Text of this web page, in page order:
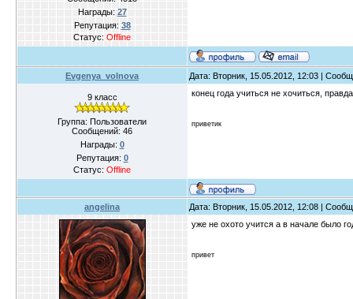
Награды: 27
Репутация: 38
Статус: Offline
Evgenya_volnova Дата: Вторник, 15.05.2012, 12:03 |
9 класс
Группа: Пользователи
Сообщений: 46
Награды: 0
Репутация: 0
Статус: Offline
конец года учиться не хочиться,
приветик
angelina Дата: Вторник, 15.05.2012, 12:08 |
уже не охото учится а в начале было
привет